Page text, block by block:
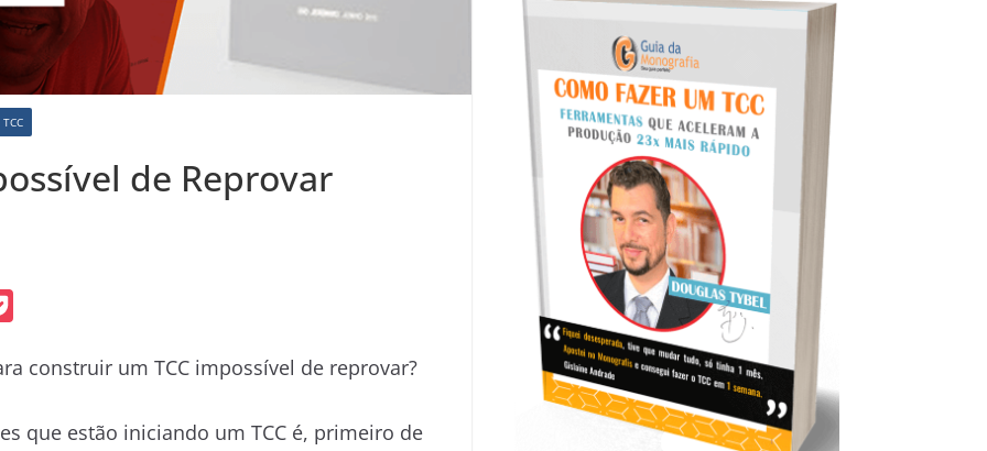
de Reprovar
c
e
construir um TCC impossível de reprovar?
que estão iniciando um TCC é, primeiro de